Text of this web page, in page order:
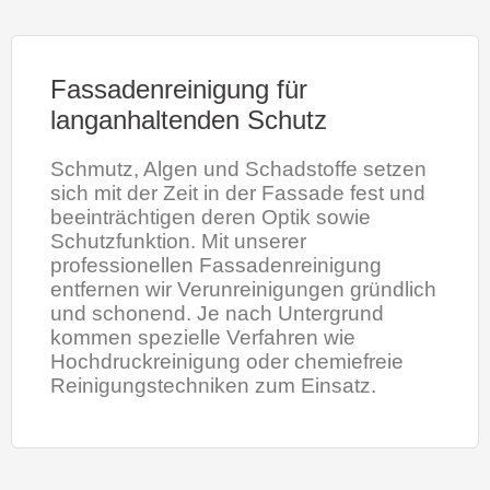
Fassadenreinigung für
langanhaltenden Schutz
Schmutz, Algen und Schadstoffe setzen
sich mit der Zeit in der Fassade fest und
beeinträchtigen deren Optik sowie
Schutzfunktion. Mit unserer
professionellen Fassadenreinigung
entfernen wir Verunreinigungen gründlich
und schonend. Je nach Untergrund
kommen spezielle Verfahren wie
Hochdruckreinigung oder chemiefreie
Reinigungstechniken zum Einsatz.